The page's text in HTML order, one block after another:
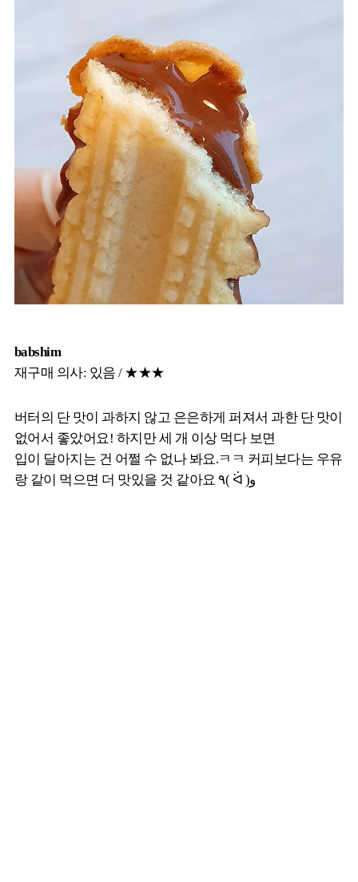
babshim
재구매 의사: 있음 / ★★★
버터의 단 맛이 과하지 않고 은은하게 퍼져서 과한 단 맛이
없어서 좋았어요! 하지만 세 개 이상 먹다 보면
입이 달아지는 건 어쩔 수 없나 봐요.ㅋㅋ 커피보다는 우유
랑 같이 먹으면 더 맛있을 것 같아요 ٩( ᐛ )و